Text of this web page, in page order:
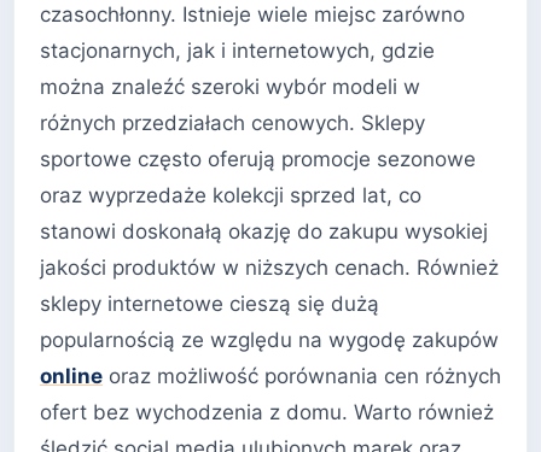
czasochłonny. Istnieje wiele miejsc zarówno
stacjonarnych, jak i internetowych, gdzie
można znaleźć szeroki wybór modeli w
różnych przedziałach cenowych. Sklepy
sportowe często oferują promocje sezonowe
oraz wyprzedaże kolekcji sprzed lat, co
stanowi doskonałą okazję do zakupu wysokiej
jakości produktów w niższych cenach. Również
sklepy internetowe cieszą się dużą
popularnością ze względu na wygodę zakupów
online oraz możliwość porównania cen różnych
ofert bez wychodzenia z domu. Warto również